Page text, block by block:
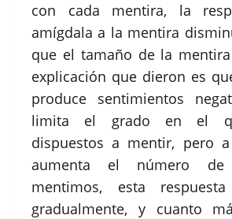
con cada mentira, la
amígdala a la mentira
que el tamaño de la
explicación que dieron es
produce sentimientos
limita el grado en el
dispuestos a mentir, pero
aumenta el número de
mentimos, esta
gradualmente, y cuanto